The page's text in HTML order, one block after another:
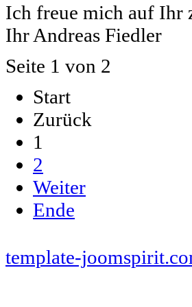
Ich freue mich auf Ihr
Ihr Andreas Fiedler
Seite 1 von 2
Start
Zurück
1
2
Weiter
Ende
template-